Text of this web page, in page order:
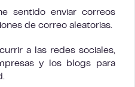
sentido enviar correos
de correo aleatorias.
a las redes sociales,
y los blogs para